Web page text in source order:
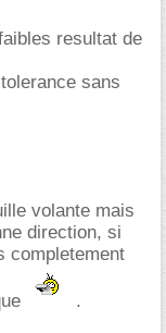
resultat de
sans
volante mais
direction, si
completement
.